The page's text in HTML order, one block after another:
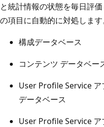
と統計情報の状態を毎日評
の項目に自動的に対処します
構成データベース
コンテンツ データベー
User Profile Service ア
データベース
User Profile Service ア